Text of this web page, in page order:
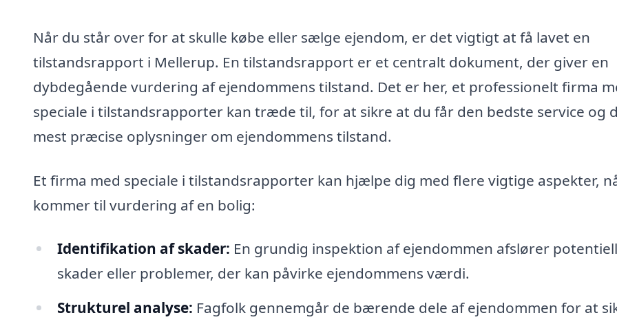
Når du står over for at skulle købe eller sælge ejendom, er det vigtigt at få lavet en
tilstandsrapport i Mellerup. En tilstandsrapport er et centralt dokument, der giver en
dybdegående vurdering af ejendommens tilstand. Det er her, et professionelt firma
speciale i tilstandsrapporter kan træde til, for at sikre at du får den bedste service og
mest præcise oplysninger om ejendommens tilstand.
Et firma med speciale i tilstandsrapporter kan hjælpe dig med flere vigtige aspekter,
kommer til vurdering af en bolig:
Identifikation af skader: En grundig inspektion af ejendommen afslører
skader eller problemer, der kan påvirke ejendommens værdi.
Strukturel analyse: Fagfolk gennemgår de bærende dele af ejendommen for at